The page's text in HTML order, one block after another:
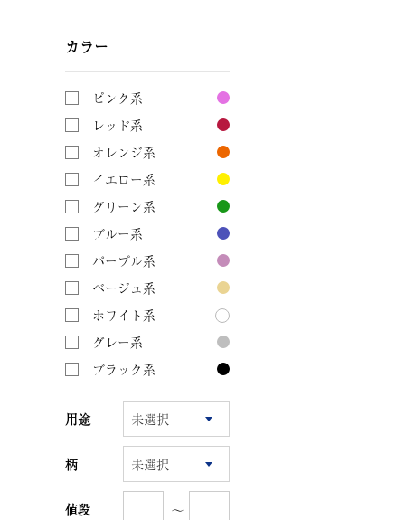
カラー
ピンク系
レッド系
オレンジ系
イエロー系
グリーン系
ブルー系
パープル系
ベージュ系
ホワイト系
グレー系
ブラック系
用途
柄
値段 〜